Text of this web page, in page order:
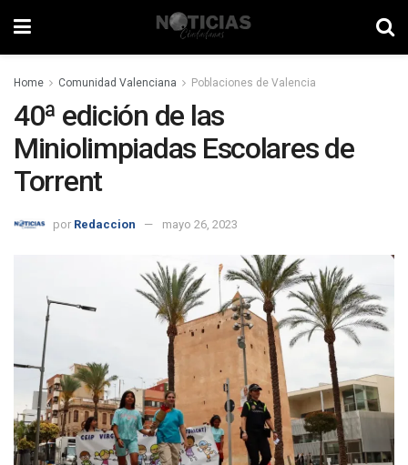
Home Comunidad Valenciana Poblaciones de Valencia
40ª edición de las
Miniolimpiadas Escolares de
Torrent
por Redaccion mayo 26, 2023